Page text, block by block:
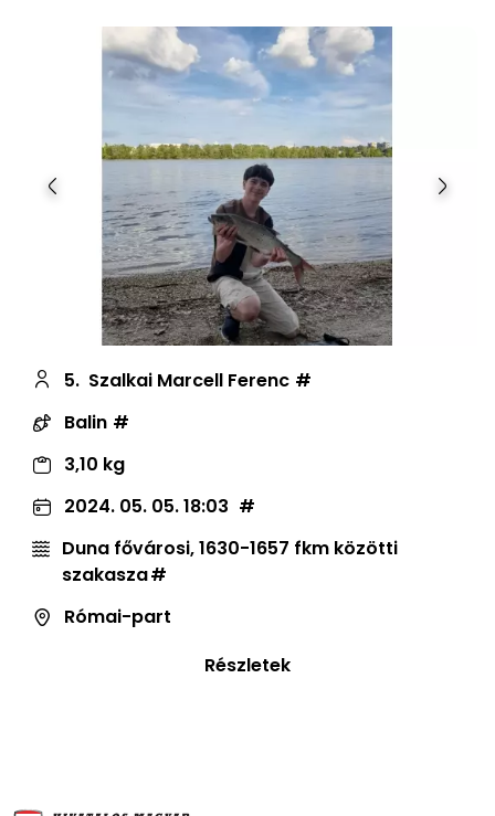
Előző
5. Szalkai Marcell Ferenc
Balin
3,10 kg
2024. 05. 05. 18:03
Duna fővárosi, 1630-1657 fkm közötti
szakasza
Római-part
Részletek